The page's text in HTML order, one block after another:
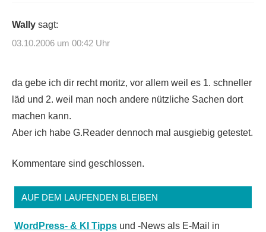
Wally sagt:
03.10.2006 um 00:42 Uhr
da gebe ich dir recht moritz, vor allem weil es 1. schneller
läd und 2. weil man noch andere nützliche Sachen dort
machen kann.
Aber ich habe G.Reader dennoch mal ausgiebig getestet.
Kommentare sind geschlossen.
AUF DEM LAUFENDEN BLEIBEN
WordPress- & KI Tipps und -News als E-Mail in